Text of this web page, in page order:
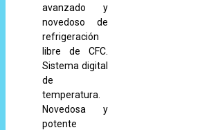
avanzado y
novedoso de
refrigeración
libre de CFC.
Sistema digital
de
temperatura.
Novedosa y
potente